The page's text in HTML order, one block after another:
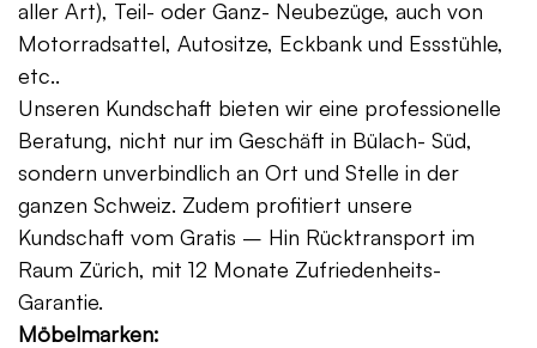
aller Art), Teil- oder Ganz- Neubezüge, auch von
Motorradsattel, Autositze, Eckbank und Essstühle,
etc..
Unseren Kundschaft bieten wir eine professionelle
Beratung, nicht nur im Geschäft in Bülach- Süd,
sondern unverbindlich an Ort und Stelle in der
ganzen Schweiz. Zudem profitiert unsere
Kundschaft vom Gratis – Hin Rücktransport im
Raum Zürich, mit 12 Monate Zufriedenheits-
Garantie.
Möbelmarken: